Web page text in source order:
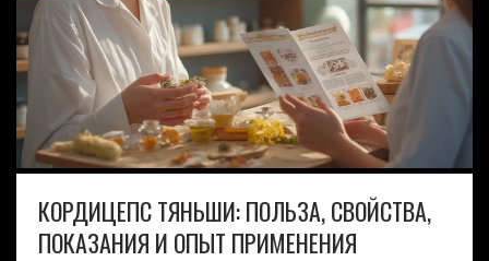
КОРДИЦЕПС ТЯНЬШИ: ПОЛЬЗА, СВОЙСТВА,
ПОКАЗАНИЯ И ОПЫТ ПРИМЕНЕНИЯ